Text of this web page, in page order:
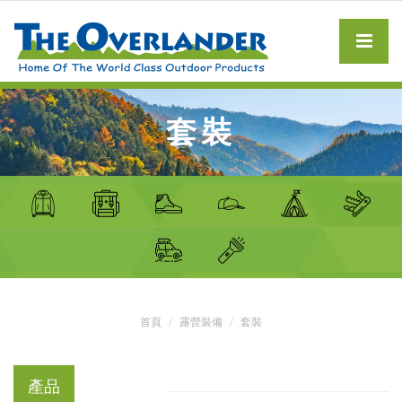
套裝
首頁 露營裝備 套裝
產品